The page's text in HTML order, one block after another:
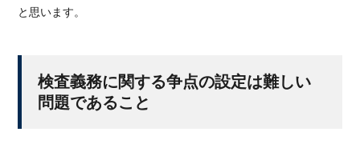
と思います。
検査義務に関する争点の設定は難しい
問題であること